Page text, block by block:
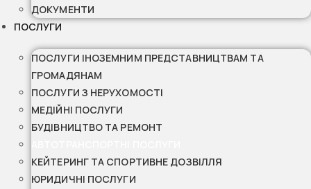
ДОКУМЕНТИ
ПОСЛУГИ
ПОСЛУГИ ІНОЗЕМНИМ ПРЕДСТАВНИЦТВАМ ТА
ГРОМАДЯНАМ
ПОСЛУГИ З НЕРУХОМОСТІ
МЕДІЙНІ ПОСЛУГИ
БУДІВНИЦТВО ТА РЕМОНТ
КЕЙТЕРИНГ ТА СПОРТИВНЕ ДОЗВІЛЛЯ
ЮРИДИЧНІ ПОСЛУГИ